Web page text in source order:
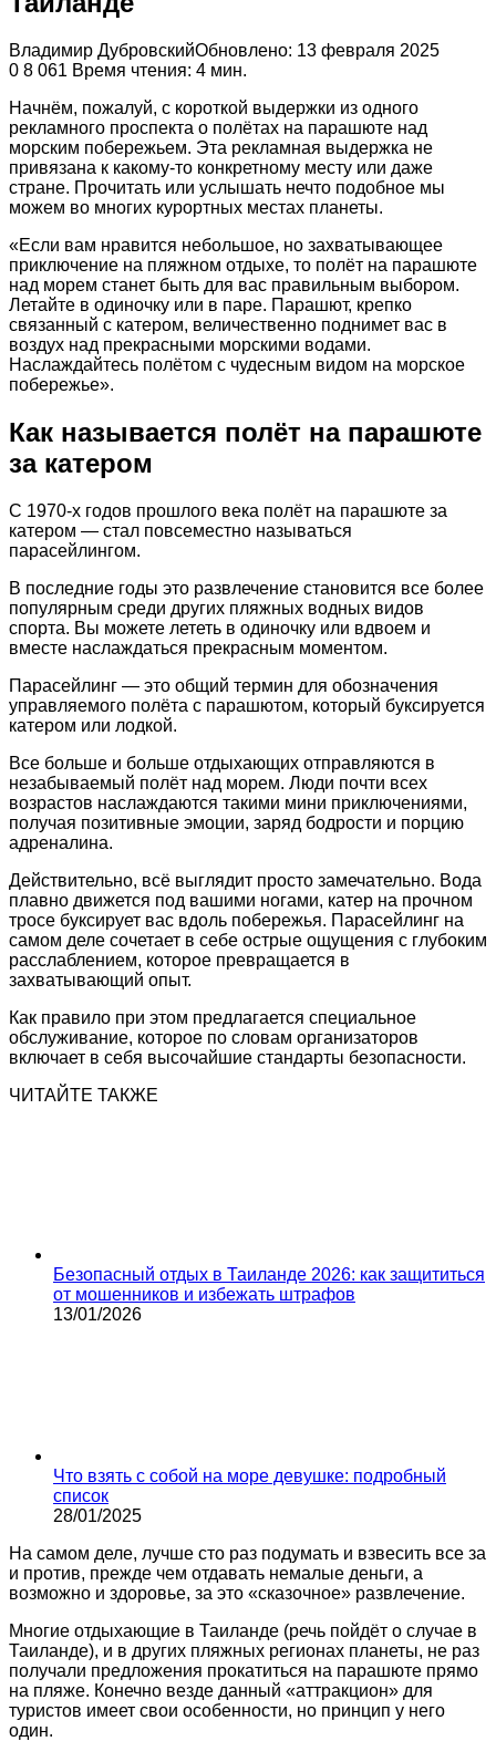
Владимир ДубровскийОбновлено: 13 февраля 2025
0 8 061 Время чтения: 4 мин.
Начнём, пожалуй, с короткой выдержки из одного
рекламного проспекта о полётах на парашюте над
морским побережьем. Эта рекламная выдержка не
привязана к какому-то конкретному месту или даже
стране. Прочитать или услышать нечто подобное мы
можем во многих курортных местах планеты.
«Если вам нравится небольшое, но захватывающее
приключение на пляжном отдыхе, то полёт на парашюте
над морем станет быть для вас правильным выбором.
Летайте в одиночку или в паре. Парашют, крепко
связанный с катером, величественно поднимет вас в
воздух над прекрасными морскими водами.
Наслаждайтесь полётом с чудесным видом на морское
побережье».
Как называется полёт на парашюте
за катером
С 1970-х годов прошлого века полёт на парашюте за
катером — стал повсеместно называться
парасейлингом.
В последние годы это развлечение становится все более
популярным среди других пляжных водных видов
спорта. Вы можете лететь в одиночку или вдвоем и
вместе наслаждаться прекрасным моментом.
Парасейлинг — это общий термин для обозначения
управляемого полёта с парашютом, который буксируется
катером или лодкой.
Все больше и больше отдыхающих отправляются в
незабываемый полёт над морем. Люди почти всех
возрастов наслаждаются такими мини приключениями,
получая позитивные эмоции, заряд бодрости и порцию
адреналина.
Действительно, всё выглядит просто замечательно. Вода
плавно движется под вашими ногами, катер на прочном
тросе буксирует вас вдоль побережья. Парасейлинг на
самом деле сочетает в себе острые ощущения с глубоким
расслаблением, которое превращается в
захватывающий опыт.
Как правило при этом предлагается специальное
обслуживание, которое по словам организаторов
включает в себя высочайшие стандарты безопасности.
ЧИТАЙТЕ ТАКЖЕ
Безопасный отдых в Таиланде 2026: как защититься
от мошенников и избежать штрафов
13/01/2026
Что взять с собой на море девушке: подробный
список
28/01/2025
На самом деле, лучше сто раз подумать и взвесить все за
и против, прежде чем отдавать немалые деньги, а
возможно и здоровье, за это «сказочное» развлечение.
Многие отдыхающие в Таиланде (речь пойдёт о случае в
Таиланде), и в других пляжных регионах планеты, не раз
получали предложения прокатиться на парашюте прямо
на пляже. Конечно везде данный «аттракцион» для
туристов имеет свои особенности, но принцип у него
один.